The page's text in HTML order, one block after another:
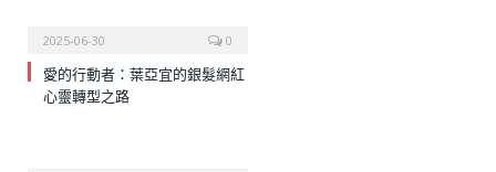
2025-06-30 0
愛的行動者：葉亞宜的銀髮網紅
心靈轉型之路